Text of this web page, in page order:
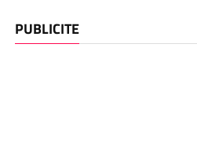
PUBLICITE